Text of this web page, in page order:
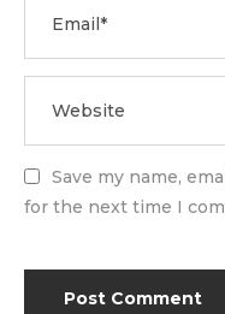
Save my name,
for the next time I